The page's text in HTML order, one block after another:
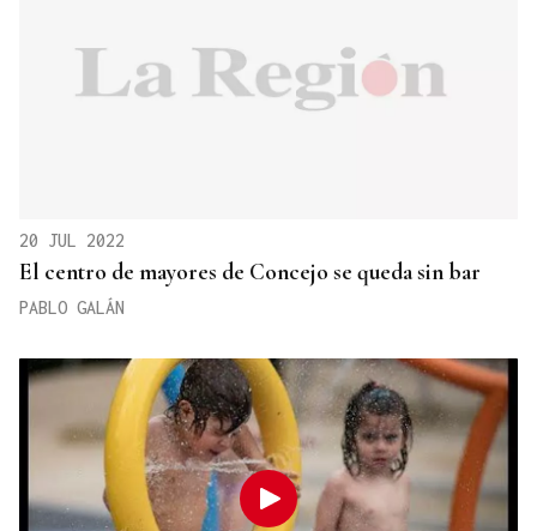
20 JUL 2022
El centro de mayores de Concejo se queda sin bar
PABLO GALÁN